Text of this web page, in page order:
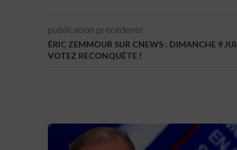
publication précédente
ÉRIC ZEMMOUR SUR CNEWS : DIMANCHE 9
VOTEZ RECONQUÊTE !